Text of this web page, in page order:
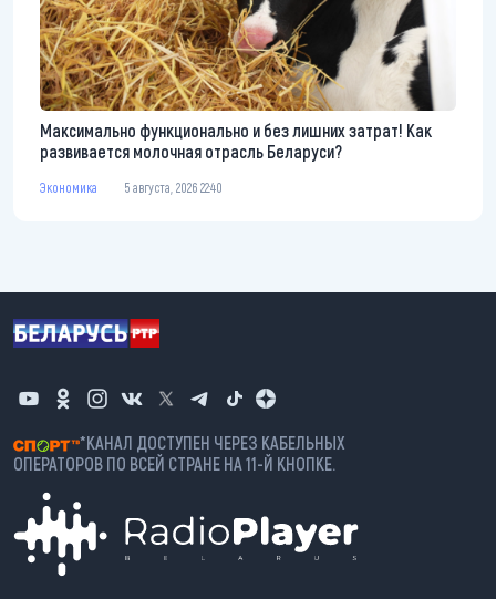
Максимально функционально и без лишних затрат! Как
развивается молочная отрасль Беларуси?
Экономика 5 августа, 2026 22:40
*КАНАЛ ДОСТУПЕН ЧЕРЕЗ КАБЕЛЬНЫХ
ОПЕРАТОРОВ ПО ВСЕЙ СТРАНЕ НА 11-Й КНОПКЕ.